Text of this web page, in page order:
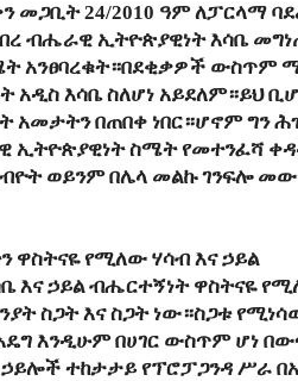
መጋቢት 24/2010 ዓም ለፓርላማ
ብሔራዊ ኢትዮጵያዊነት እሳቤ
አንፀባረቁት።በደቂቃዎች ውስጥም
አዲስ እሳቤ ስለሆነ አይደለም።ይህ
አመታትን በጠበቀ ነበር።ሆኖም ግን
ኢትዮጵያዊነት ስሜት የመተንፈሻ
ወይንም በሌላ መልኩ ገንፍሎ
ዋስትናዬ የሚለው ሃሳብ እና ኃይል
እና ኃይል ብሔርተኝነት ዋስትናዬ
ስጋት እና ስጋት ነው።ስጋቱ
እንዲሁም በሀገር ውስጥም ሆነ
ተከታታይ የፕሮፓጋንዳ ሥራ